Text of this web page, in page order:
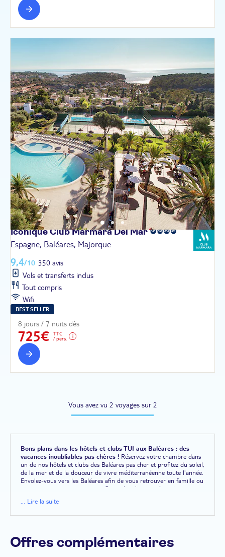
Iconique Club Marmara DelMar
Espagne, Baléares, Majorque
9,4/10 350 avis
Vols et transferts inclus
Tout compris
Wifi
BEST SELLER
8 jours / 7 nuits dès
725€
TTC
/ pers.
Vous avez vu 2 voyages sur 2
Bons plans dans les hôtels et clubs TUI aux Baléares : des
vacances inoubliables pas chères ! Réservez votre chambre dans
un de nos hôtels et clubs des Baléares pas cher et profitez du soleil,
de la mer et de la douceur de vivre méditerranéenne toute l'année.
Envolez-vous vers les Baléares afin de vous retrouver en famille ou
pour vous amuser entre amis. Cet archipel est situé sur le territoire
particulièrement doux et offre de belles journées ensoleillées. En
destinations très plaisantes à tout moment de l'année. Séjournez
dans un hôtel ou un club aux Baléares quand bon vous semble,
... Lire la suite
Offres complémentaires